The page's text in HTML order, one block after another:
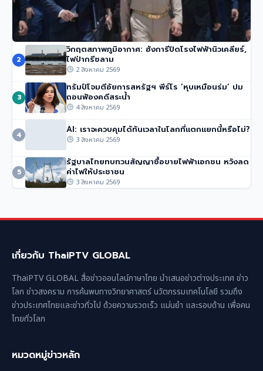
นายกฯ อนุทิน ของไทย จวกรายงาน UN ชายแดน ‘ไม่รวม
ความเสียหายของไทย’
51 วิว• 4 สิงหาคม 2569
2
วิกฤตสภาพภูมิอากาศ: ฮังการีปิดโรงไฟฟ้านิวเคลียร์,
ไฟป่ากรีซลาม
2 สิงหาคม 2569
3
ทรัมป์โจมตีอัยการสหรัฐฯ พีร์โร ‘หุบเหมือนร่ม’ ปม
ถอนฟ้องคดีสระน้ำ
4 สิงหาคม 2569
4 AI: เราจะควบคุมได้ทันเวลาในโลกที่แตกแยกนี้หรือไม่?
3 สิงหาคม 2569
5
รัฐบาลไทยทบทวนสัญญาซื้อขายไฟฟ้าเอกชน หวังลด
ค่าไฟให้ประชาชน
3 สิงหาคม 2569
เกี่ยวกับ ThaiPTV GLOBAL
ThaiPTV GLOBAL สื่อข่าวออนไลน์ภาษาไทย นำเสนอข่าวต่างประเทศ ข่าว
โลก ข่าวสงคราม การค้นพบทางวิทยาศาสตร์ นวัตกรรมเทคโนโลยี รวมถึง
ข่าวประเทศไทยและข่าวทั่วไป ด้วยความรวดเร็ว แม่นยำ และรอบด้าน เพื่อคน
ไทยทั่วโลก
หมวดหมู่ข่าวหลัก